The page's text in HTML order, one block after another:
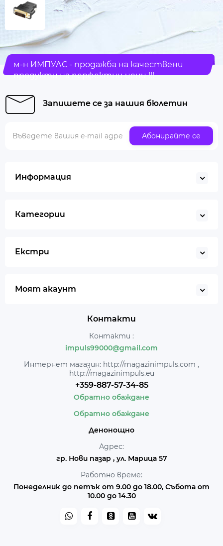
м-н ИМПУЛС - продажба на качествени
продукти на перфектни цени !!!
Запишете се за нашия бюлетин
Абонирайте се
Информация
Категории
Екстри
Моят акаунт
Контакти
Контакти :
impuls99000@gmail.com
Интернет магазин: http://magazinimpuls.com ,
http://magazinimpuls.eu
+359-887-57-34-85
Обратно обаждане
Обратно обаждане
Денонощно
Адрес:
гр. Нови пазар , ул. Марица 57
Работно време:
Понеделник до петък от 9.00 до 18.00, Събота от
10.00 до 14.30